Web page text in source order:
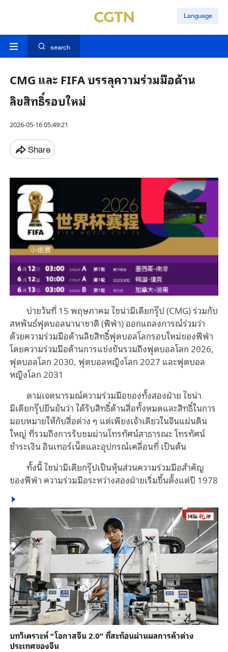
Language
search
CMG และ FIFA บรรลุความร่วมมือด้าน
ลิขสิทธิ์รอบใหม่
2026-05-16 05:49:21
Share
บ่ายวันที่ 15 พฤษภาคม ไชน่ามีเดียกรุ๊ป (CMG) ร่วมกับ
สหพันธ์ฟุตบอลนานาชาติ (ฟีฟ่า) ออกแถลงการณ์ร่วมว่า
ด้วยความร่วมมือด้านลิขสิทธิ์ฟุตบอลโลกรอบใหม่ของฟีฟ่า
โดยความร่วมมือด้านการแข่งขันรวมถึงฟุตบอลโลก 2026,
ฟุตบอลโลก 2030, ฟุตบอลหญิงโลก 2027 และฟุตบอล
หญิงโลก 2031
ตามเจตนารมณ์ความร่วมมือของทั้งสองฝ่าย ไชน่า
มีเดียกรุ๊ปยืนยันว่า ได้รับสิทธิ์ด้านสื่อทั้งหมดและสิทธิ์ในการ
มอบหมายให้กับสื่อต่าง ๆ แต่เพียงเจ้าเดียวในจีนแผ่นดิน
ใหญ่ ที่รวมถึงการรับชมผ่านโทรทัศน์สาธารณะ โทรทัศน์
ชำระเงิน อินเทอร์เน็ตและอุปกรณ์เคลื่อนที่ เป็นต้น
ทั้งนี้ ไชน่ามีเดียกรุ๊ปเป็นหุ้นส่วนความร่วมมือสำคัญ
ของฟีฟ่า ความร่วมมือระหว่างสองฝ่ายเริ่มขึ้นตั้งแต่ปี 1978
บทวิเคราะห์ “โอกาสจีน 2.0” ที่สะท้อนผ่านผลการค้าต่าง
ประเทศของจีน